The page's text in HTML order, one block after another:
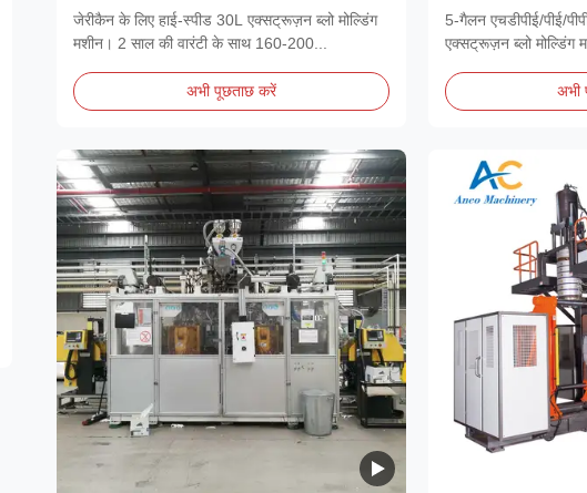
मोल्ड खोलने स्ट्रोक के साथ जेरीकन उत्पादन के
लिए
जेरीकैन के लिए हाई-स्पीड 30L एक्सट्रूज़न ब्लो मोल्डिंग
मशीन। 2 साल की वारंटी के साथ 160-200...
अभी पूछताछ करें
स्वचालित हाई-स्पीड
मशीन
5-गैलन एचडीपीई/पीई/
एक्सट्रूज़न ब्लो मोल्डिंग
अभी